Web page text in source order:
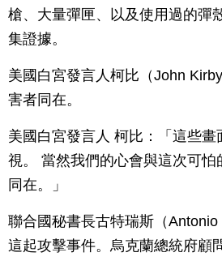
槍、大量彈匣、以及使用過的彈
集證據。
美國白宮發言人柯比（John
害者同在。
美國白宮發言人 柯比：「這些畫
視。 當然我們的心會與這次可
同在。」
聯合國秘書長古特瑞斯（
這起攻擊事件。烏克蘭總統府顧